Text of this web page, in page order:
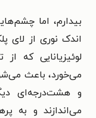
بیدارم، اما
اندک نوری از لای
لوئیزیانایی که
می‌خورد، باعث
و هشت‌درجه‌ای
می‌اندازند و به